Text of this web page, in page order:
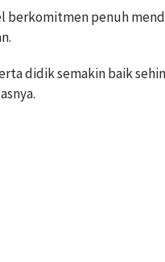
berkomitmen penuh
didik semakin baik